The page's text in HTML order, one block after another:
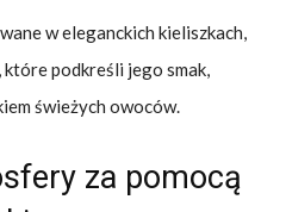
w eleganckich kieliszkach,
podkreśli jego smak,
świeżych owoców.
za pomocą